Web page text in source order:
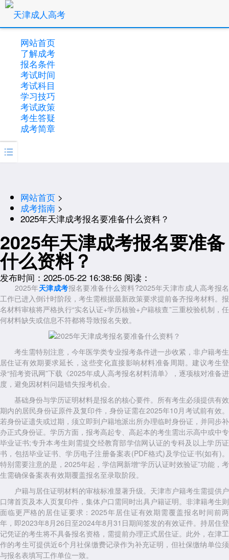
网站首页
了解成考
报名条件
考试时间
考试科目
学习技巧
考试政策
考生答疑
成考简章

网站首页 >
成考指南 >
2025年天津成考报名要准备什么资料？
2025年天津成考报名要准备
什么资料？
发布时间：2025-05-22 16:38:56 阅读：
2025年天津成考报名要准备什么资料?2025年天津市成人高考报名
工作已进入倒计时阶段，考生需根据最新政策要求提前备齐报考材料。报
名材料审核将严格执行“实名认证+学历核验+户籍核查”三重校验机制，任
何材料缺失或信息不符都将导致报名失败。
考生需特别注意，今年医学类专业报考条件进一步收紧，非户籍考生
居住证有效期要求延长，这些变化直接影响材料准备周期。建议考生登
录“招考资讯网”下载《2025年成人高考报名材料清单》，逐项核对准备进
度，避免因材料问题错失报考机会。
基础身份与学历证明材料是报名的核心要件。所有考生必须提供有效
期内的居民身份证原件及复印件，身份证需在2025年10月考试前有效。
若身份证遗失或过期，须立即到户籍地派出所办理临时身份证，并同步补
办正式身份证。学历方面，报考高起专、高起本的考生需出示高中或中专
毕业证书;专升本考生则需提交经教育部学信网认证的专科及以上学历证
书，包括毕业证书、学历电子注册备案表(PDF格式)及学位证书(如有)。
特别需要注意的是，2025年起，学信网新增“学历认证时效验证”功能，考
生需确保备案表有效期覆盖报名至录取阶段。
户籍与居住证明材料的审核标准显著升级。天津市户籍考生需提供户
口簿首页及本人页复印件，集体户口需同时出具户籍证明。非津籍考生则
面临更严格的居住证要求：2025年居住证有效期需覆盖报名时间前两
年，即2023年8月26日至2024年8月31日期间签发的有效证件。持居住登
记凭证的考生将不具备报名资格，需提前办理正式居住证。此外，在津工
作的考生可提供近6个月社保缴费记录作为补充证明，但社保缴纳单位须
与报名表填写工作单位一致。